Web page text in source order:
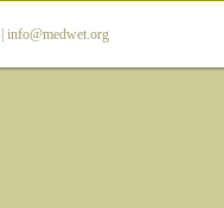
info@medwet.org